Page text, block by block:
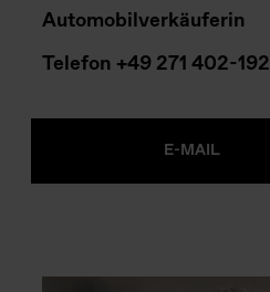
Automobilverkäuferin
Telefon +49 271 402-192
E-MAIL